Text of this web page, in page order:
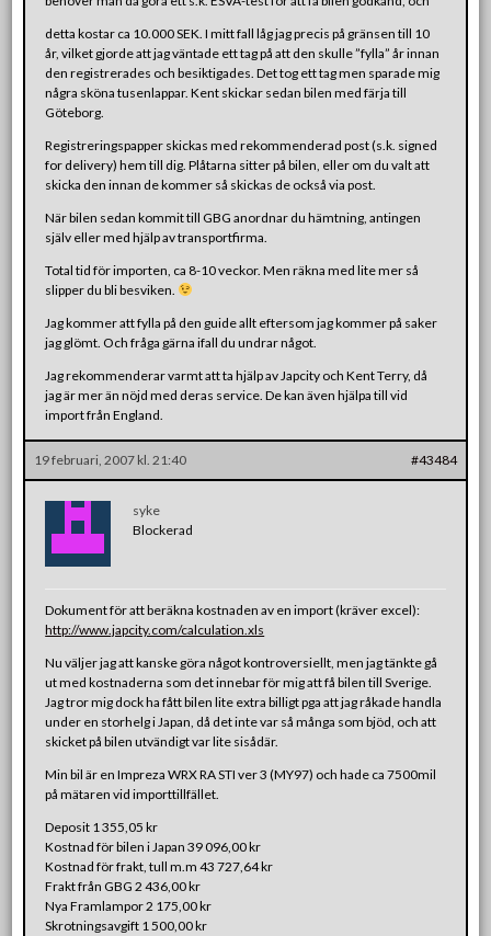
detta kostar ca 10.000 SEK. I mitt fall låg jag precis på gränsen till 10
år, vilket gjorde att jag väntade ett tag på att den skulle ”fylla” år innan
den registrerades och besiktigades. Det tog ett tag men sparade mig
några sköna tusenlappar. Kent skickar sedan bilen med färja till
Göteborg.
Registreringspapper skickas med rekommenderad post (s.k. signed
for delivery) hem till dig. Plåtarna sitter på bilen, eller om du valt att
skicka den innan de kommer så skickas de också via post.
När bilen sedan kommit till GBG anordnar du hämtning, antingen
själv eller med hjälp av transportfirma.
Total tid för importen, ca 8-10 veckor. Men räkna med lite mer så
slipper du bli besviken.
Jag kommer att fylla på den guide allt eftersom jag kommer på saker
jag glömt. Och fråga gärna ifall du undrar något.
Jag rekommenderar varmt att ta hjälp av Japcity och Kent Terry, då
jag är mer än nöjd med deras service. De kan även hjälpa till vid
import från England.
19 februari, 2007 kl. 21:40 #43484
syke
Blockerad
Dokument för att beräkna kostnaden av en import (kräver excel):
http://www.japcity.com/calculation.xls
Nu väljer jag att kanske göra något kontroversiellt, men jag tänkte gå
ut med kostnaderna som det innebar för mig att få bilen till Sverige.
Jag tror mig dock ha fått bilen lite extra billigt pga att jag råkade handla
under en storhelg i Japan, då det inte var så många som bjöd, och att
skicket på bilen utvändigt var lite sisådär.
Min bil är en Impreza WRX RA STI ver 3 (MY97) och hade ca 7500mil
på mätaren vid importtillfället.
Deposit 1 355,05 kr
Kostnad för bilen i Japan 39 096,00 kr
Kostnad för frakt, tull m.m 43 727,64 kr
Frakt från GBG 2 436,00 kr
Nya Framlampor 2 175,00 kr
Skrotningsavgift 1 500,00 kr